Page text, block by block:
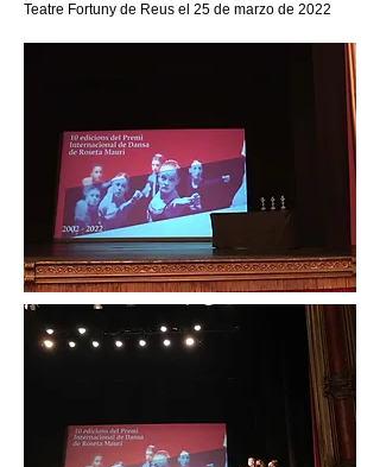
Teatre Fortuny de Reus el 25 de marzo de 2022